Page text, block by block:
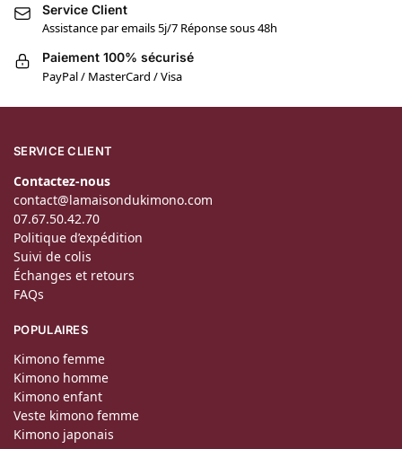
Service Client
Assistance par emails 5j/7 Réponse sous 48h
Paiement 100% sécurisé
PayPal / MasterCard / Visa
SERVICE CLIENT
Contactez-nous
contact@lamaisondukimono.com
07.67.50.42.70
Politique d’expédition
Suivi de colis
Échanges et retours
FAQs
POPULAIRES
Kimono femme
Kimono homme
Kimono enfant
Veste kimono femme
Kimono japonais